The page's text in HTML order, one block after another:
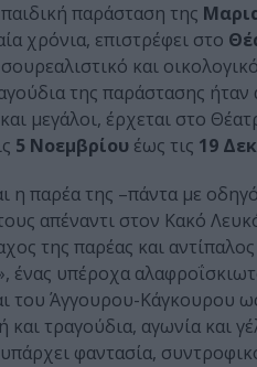
παράσταση της
χρόνια, επιστρέφει στο
και
της παράστασης ήταν
µεγάλοι, έρχεται στο
5 Νοεµβρίου έως τις 19
παρέα της –πάντα με
απέναντι στον Κακό
της παρέας και
υπέροχα
του Άγγουρου-
τραγούδια, αγωνία και
φαντασία,